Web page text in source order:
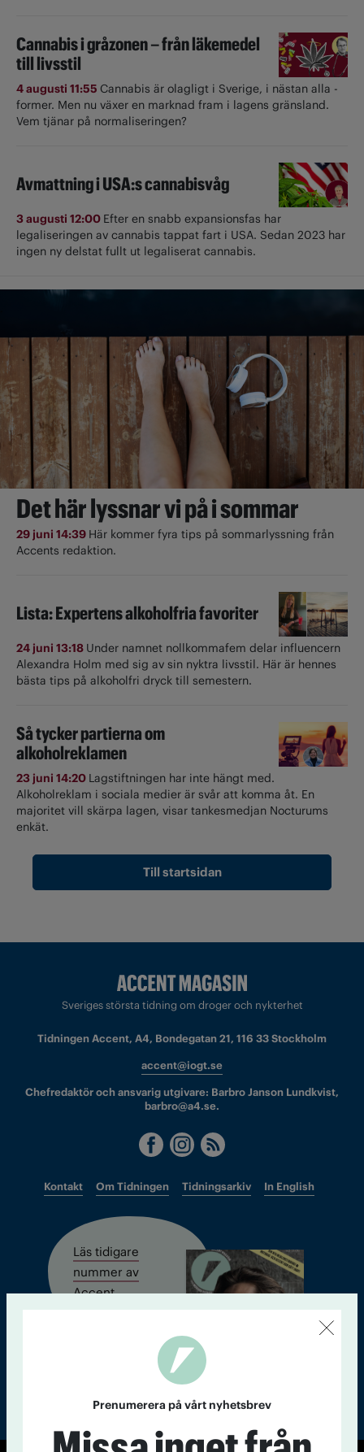
Cannabis i gråzonen – från läkemedel
till livsstil
4 augusti 11:55 Cannabis är olagligt i ­Sverige, i nästan alla ­
former. Men nu växer en marknad fram i lagens gränsland.
Vem tjänar på normaliseringen?
Avmattning i USA:s cannabisvåg
3 augusti 12:00 Efter en snabb expansionsfas har
legaliseringen av cannabis tappat fart i USA. Sedan 2023 har
ingen ny delstat fullt ut ­legaliserat cannabis.
Det här lyssnar vi på i sommar
29 juni 14:39 Här kommer fyra tips på sommarlyssning från
Accents redaktion.
Lista: Expertens alkoholfria favoriter
24 juni 13:18 Under namnet nollkommafem delar influencern
Alexandra Holm med sig av sin nyktra livsstil. Här är hennes
bästa tips på alkoholfri dryck till semestern.
Så tycker partierna om
alkoholreklamen
23 juni 14:20 Lagstiftningen har inte hängt med.
Alkoholreklam i sociala medier är svår att komma åt. En
majoritet vill skärpa lagen, visar tankesmedjan Nocturums
enkät.
Till startsidan
Sveriges största tidning om droger och nykterhet
Tidningen Accent, A4, Bondegatan 21, 116 33 Stockholm
accent@iogt.se
Chefredaktör och ansvarig utgivare: Barbro Janson Lundkvist,
barbro@a4.se.
Kontakt Om Tidningen Tidningsarkiv In English
Läs tidigare
nummer av
Accent
Prenumerera på vårt nyhetsbrev